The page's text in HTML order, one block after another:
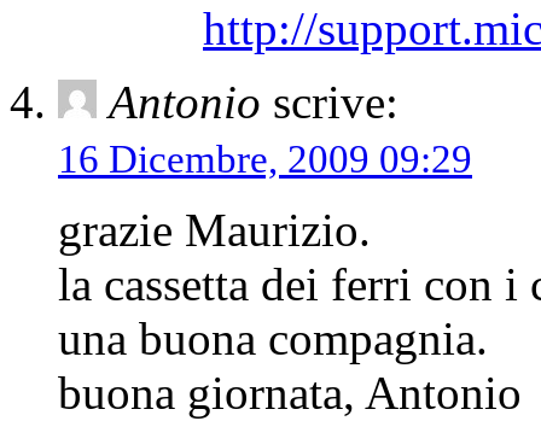
http://
Antonio scrive:
16 Dicembre, 2009 09:29
grazie Maurizio.
la cassetta dei ferri con i
una buona compagnia.
buona giornata, Antonio